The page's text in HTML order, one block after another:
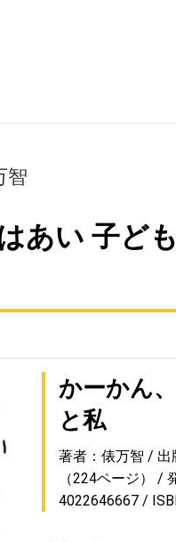
智
あい 子ど
かーかん
と私
著者：俵万智
出
（224ページ）
4022646667